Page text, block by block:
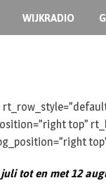
WIJKRADIO
top”
tot en met 12